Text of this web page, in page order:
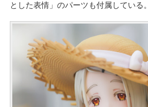
とした表情」のパーツも付属している。